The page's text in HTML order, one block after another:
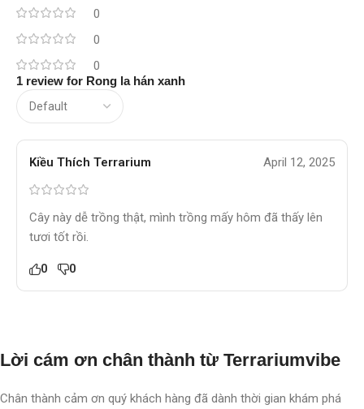
0
0
0
1 review for Rong la hán xanh
Kiều Thích Terrarium April 12, 2025
Cây này dễ trồng thật, mình trồng mấy hôm đã thấy lên
tươi tốt rồi.
0 0
Lời cám ơn chân thành từ Terrariumvibe
Chân thành cảm ơn quý khách hàng đã dành thời gian khám phá